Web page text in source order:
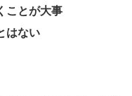
ことが大事
はない